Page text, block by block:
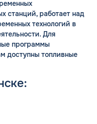
станций, работает над
технологий в
Для
программы
доступны топливные